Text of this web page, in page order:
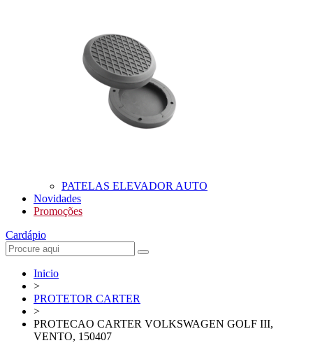
PATELAS ELEVADOR AUTO
Novidades
Promoções
Cardápio
Inicio
>
PROTETOR CARTER
>
PROTECAO CARTER VOLKSWAGEN GOLF III,
VENTO, 150407